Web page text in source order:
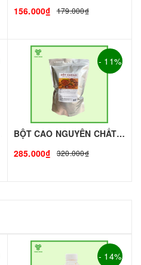
156.000₫
179.000₫
- 11%
BỘT CAO NGUYÊN CHẤT THƯỢNG HẠNG - 1KG I TOBEE FOOD
285.000₫
320.000₫
- 14%